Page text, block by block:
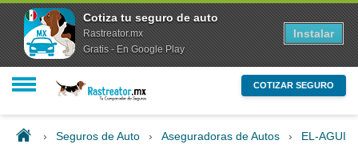
COTIZAR SEGURO
› Seguros de Auto › Aseguradoras de Autos › EL-
Cotiza tu seguro de auto
Rastreator.mx
Gratis - En Google Play
Instalar